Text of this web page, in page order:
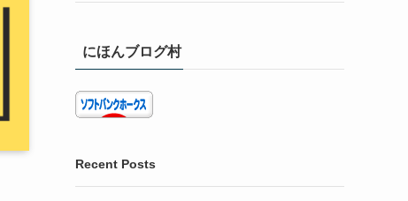
にほんブログ村
Recent Posts